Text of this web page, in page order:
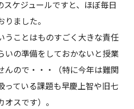
スケジュールですと、ほぼ毎日
ました。
うことはものすごく大きな責任
いの準備をしておかないと授業
んので・・・（特に今年は難関
っている課題も早慶上智や旧七
スです）。